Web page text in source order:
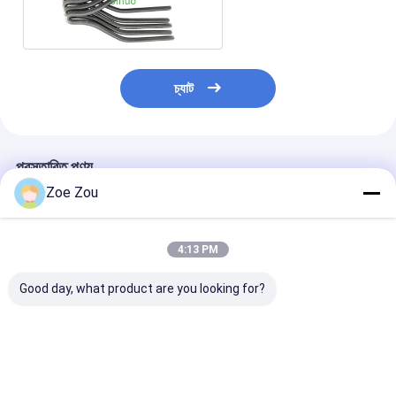
ব্যাটারি পরীক্ষার সরঞ্জাম
বৈদ্যুতিক ল্যাবের জন্য পরীক্ষার সরঞ্জাম
লাইফ পরীক্ষক স্যুইচ করুন
জল ইনগ্রিজ টেস্টিং সরঞ্জাম
চ্যাট
প্রস্তাবিত পণ্য
Zoe Zou
4:13 PM
Good day, what product are you looking for?